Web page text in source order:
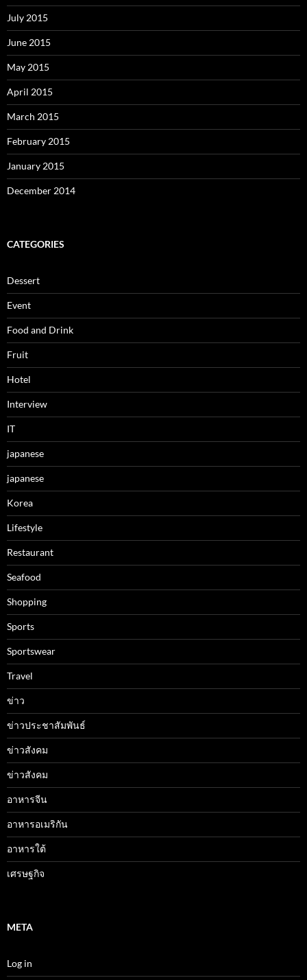
July 2015
June 2015
May 2015
April 2015
March 2015
February 2015
January 2015
December 2014
CATEGORIES
Dessert
Event
Food and Drink
Fruit
Hotel
Interview
IT
japanese
japanese
Korea
Lifestyle
Restaurant
Seafood
Shopping
Sports
Sportswear
Travel
ข่าว
ข่าวประชาสัมพันธ์
ข่าวสังคม
ข่าวสังคม
อาหารจีน
อาหารอเมริกัน
อาหารใต้
เศรษฐกิจ
META
Log in